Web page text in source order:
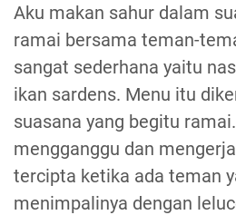
Aku makan sahur dalam
ramai bersama teman-
sangat sederhana yaitu
ikan sardens. Menu itu
suasana yang begitu
mengganggu dan
tercipta ketika ada teman
menimpalinya dengan